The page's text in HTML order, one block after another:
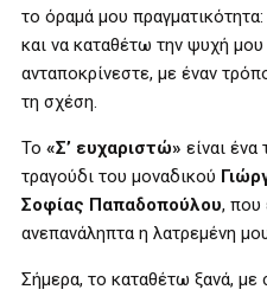
το όραμά μου
και να καταθέτω την ψυχή
ανταποκρίνεστε, με έναν
τη σχέση.
Το «Σ’ ευχαριστώ» είναι
τραγούδι του μοναδικού
Σοφίας Παπαδοπούλου, που
ανεπανάληπτα η λατρεμένη
Σήμερα, το καταθέτω ξανά, με